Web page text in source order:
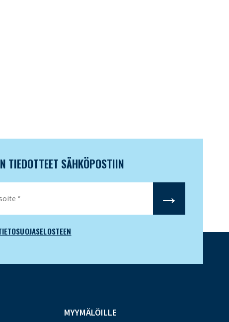
TIEDOTTEET SÄHKÖPOSTIIN
MYYMÄLÖILLE